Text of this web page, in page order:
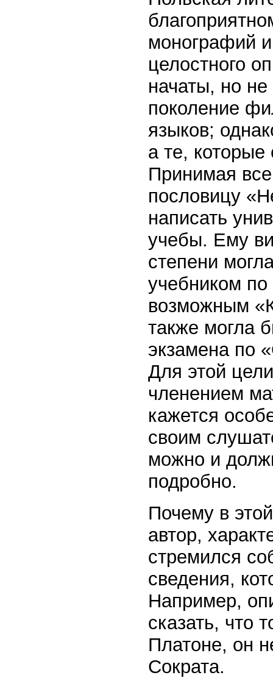
монографий и
целостного
начаты, но
поколение
языков;
а те,
Принимая
пословицу
написать
учебы. Ему
степени
учебником
возможным
также могла
экзамена по
Для этой
членением
кажется
своим
можно и
подробно.
Почему в
автор,
стремился
сведения,
Например,
сказать, что
Платоне, он
Сократа.